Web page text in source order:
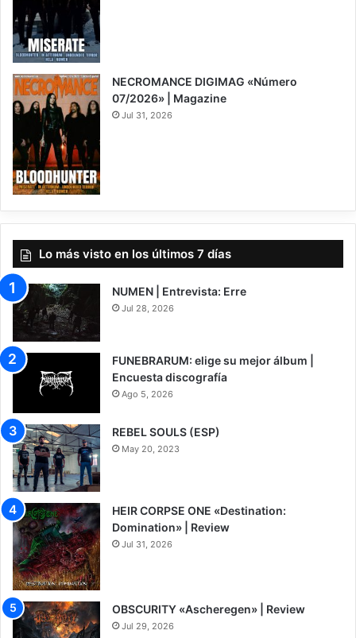
NECROMANCE DIGIMAG «Número
07/2026» | Magazine
Jul 31, 2026
Lo más visto en los últimos 7 días
NUMEN | Entrevista: Erre
Jul 28, 2026
FUNEBRARUM: elige su mejor álbum |
Encuesta discografía
Ago 5, 2026
REBEL SOULS (ESP)
May 20, 2023
8
HEIR CORPSE ONE «Destination:
Domination» | Review
Jul 31, 2026
OBSCURITY «Ascheregen» | Review
Jul 29, 2026